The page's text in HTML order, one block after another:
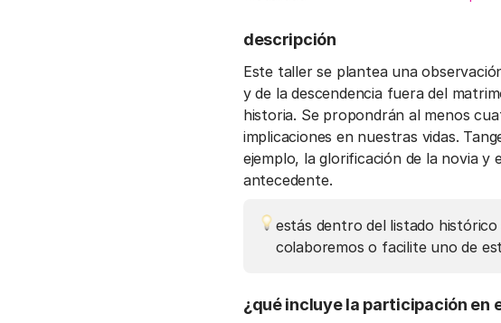
descripción
Este taller se plantea una
y de la descendencia fuera del
historia. Se propondrán al menos
implicaciones en nuestras vidas.
ejemplo, la glorificación de la novia y
antecedente.
estás dentro del listado
colaboremos o facilite uno de
¿qué incluye la participación en